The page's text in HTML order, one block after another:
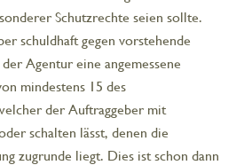
Schutzrechte seien sollte.
schuldhaft gegen vorstehende
Agentur eine angemessene
mindestens 15 des
der Auftraggeber mit
schalten lässt, denen die
zugrunde liegt. Dies ist schon dann